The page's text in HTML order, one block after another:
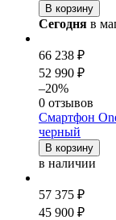
В корзину
Сегодня в
66 238 ₽
52 990 ₽
–20%
0 отзывов
Смартфон
черный
В корзину
в наличии
57 375 ₽
45 900 ₽